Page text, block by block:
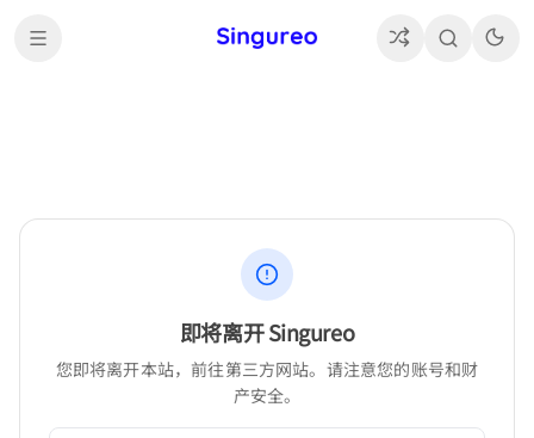
即将离开 Singureo
您即将离开本站，前往第三方网站。请注意您的账号和财
产安全。